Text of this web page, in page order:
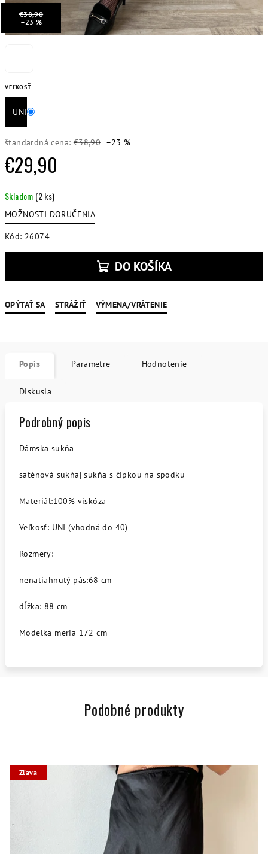
VEĽKOSŤ
UNI
štandardná cena: €38,90 –23 %
€29,90
cena:
Skladom (2 ks)
MOŽNOSTI DORUČENIA
Kód: 26074
DO KOŠÍKA
OPÝTAŤ SA STRÁŽIŤ VÝMENA/VRÁTENIE
€38,90
–23 %
Popis Parametre Hodnotenie
Diskusia
Podrobný popis
Dámska sukňa
saténová sukňa| sukňa s čipkou na spodku
Materiál:100% viskóza
Veľkosť: UNI (vhodná do 40)
Rozmery:
nenatiahnutý pás:68 cm
dĺžka: 88 cm
Modelka meria 172 cm
Podobné produkty
Zľava